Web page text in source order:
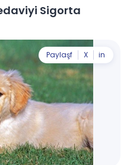
Sigorta
Paylaşf X in